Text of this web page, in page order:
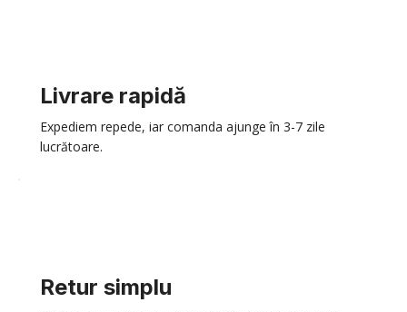
Livrare rapidă
Expediem repede, iar comanda ajunge în 3-7 zile
lucrătoare.
Retur simplu